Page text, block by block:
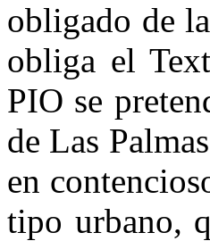
obligado de
obliga el
PIO se
de Las
en
tipo urbano,